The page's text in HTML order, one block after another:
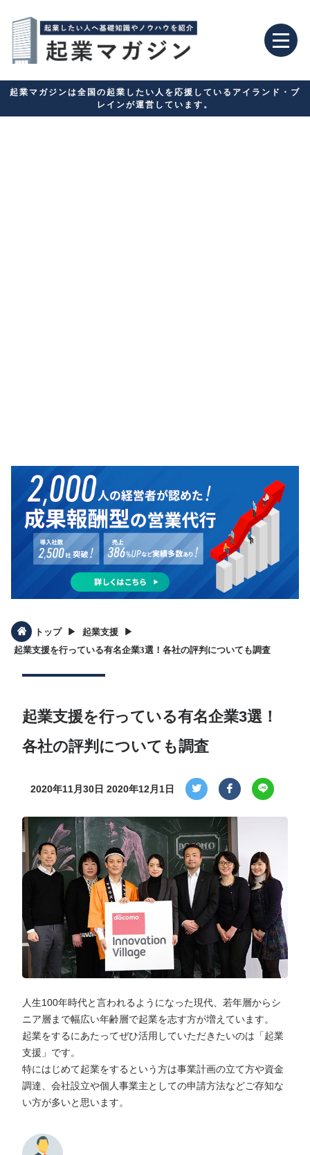
起業マガジンは全国の起業したい人を応援しているアイランド・ブ
レインが運営しています。
トップ ▶︎ 起業支援 ▶︎
起業支援を行っている有名企業3選！各社の評判についても調査
起業支援を行っている有名企業3選！
各社の評判についても調査
2020年11月30日 2020年12月1日
人生100年時代と言われるようになった現代、若年層からシ
ニア層まで幅広い年齢層で起業を志す方が増えています。
起業をするにあたってぜひ活用していただきたいのは「起業
支援」です。
特にはじめて起業をするという方は事業計画の立て方や資金
調達、会社設立や個人事業主としての申請方法などご存知な
い方が多いと思います。